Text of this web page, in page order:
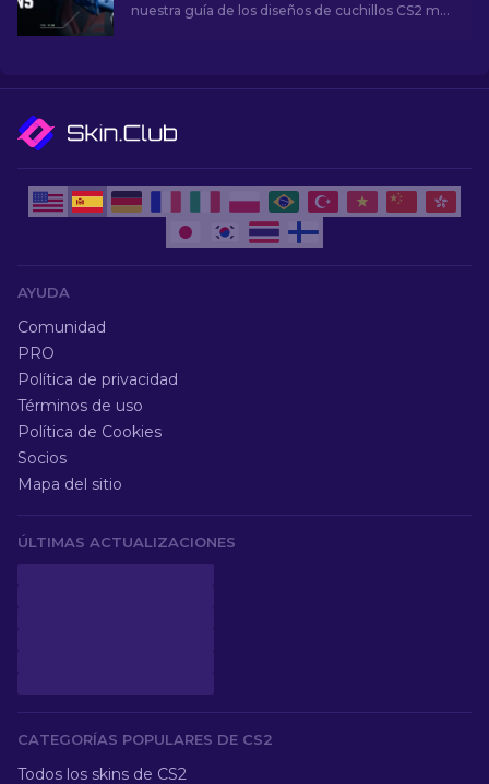
nuestra guía de los diseños de cuchillos CS2 más
AYUDA
Comunidad
PRO
Política de privacidad
Términos de uso
Política de Cookies
Socios
Mapa del sitio
ÚLTIMAS ACTUALIZACIONES
CATEGORÍAS POPULARES DE CS2
Todos los skins de CS2